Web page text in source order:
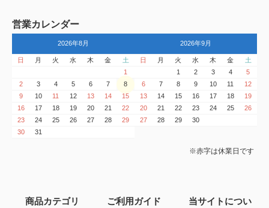
営業カレンダー
2026年8月
日 月 火 水 木 金
土
1
2
3 4 5 6 7
8
9
10 11 12 13 14
15
16
17 18 19 20 21
22
23
24 25 26 27 28
29
30
31
2026年9月
日 月 火 水 木 金
土
1
2 3 4
5
6
7 8 9 10 11
12
13
14 15 16 17 18
19
20
21 22 23 24 25
26
27
28 29 30
※赤字は休業日です
商品カテゴリ ご利用ガイド
当サイトについ